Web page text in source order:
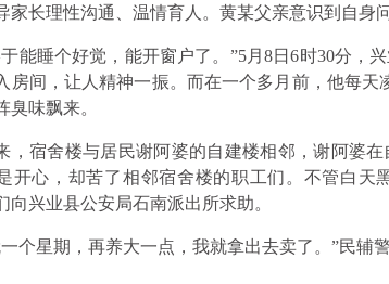
家长理性沟通、温情育人。黄某父亲意识到自身
能睡个好觉，能开窗户了。”5月8日6时30分，
房间，让人精神一振。而在一个多月前，他每天
臭味飘来。
，宿舍楼与居民谢阿婆的自建楼相邻，谢阿婆
开心，却苦了相邻宿舍楼的职工们。不管白天
向兴业县公安局石南派出所求助。
个星期，再养大一点，我就拿出去卖了。”民辅